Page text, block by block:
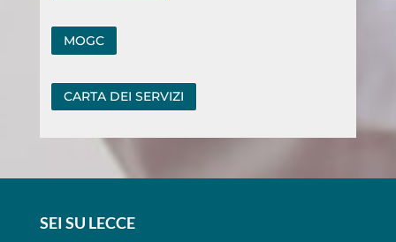
MOGC
CARTA DEI SERVIZI
SEI SU LECCE